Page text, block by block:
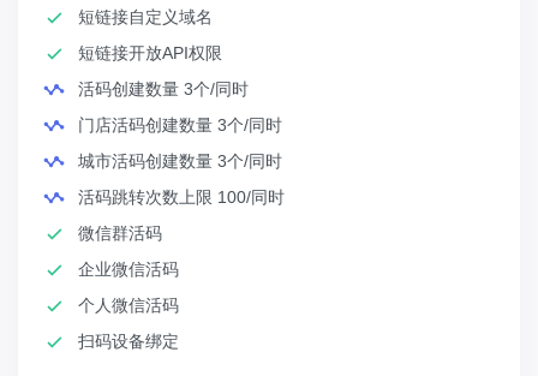
短链接自定义域名
短链接开放API权限
活码创建数量 3个/同时
门店活码创建数量 3个/同时
城市活码创建数量 3个/同时
活码跳转次数上限 100/同时
微信群活码
企业微信活码
个人微信活码
扫码设备绑定